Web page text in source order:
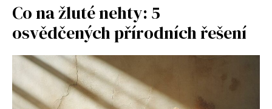
Co na žluté nehty: 5
osvědčených přírodních řešení